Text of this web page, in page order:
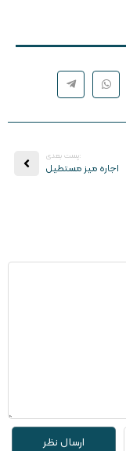
:پست بعدی
اجاره میز مستطیل